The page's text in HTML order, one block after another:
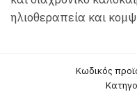
ηλιοθεραπεία και
Κωδικός